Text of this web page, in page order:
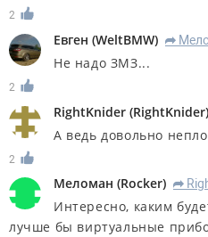
2
Евген (WeltBMW) R
Не надо ЗМЗ...
2
RightKnider (RightKnider)
А ведь довольно
2
Меломан (Rocker) R
Интересно, каким
лучше бы виртуальные